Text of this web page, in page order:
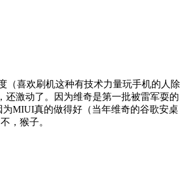
（喜欢刷机这种有技术力量玩手机的人除
还激动了。因为维奇是第一批被雷军耍的
MIUI真的做得好（当年维奇的谷歌安桌
，猴子。